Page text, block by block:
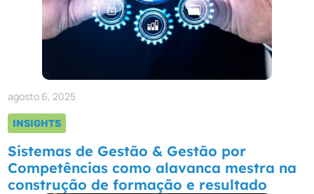
agosto 6, 2025
INSIGHTS
Sistemas de Gestão & Gestão por
Competências como alavanca mestra na
construção de formação e resultado